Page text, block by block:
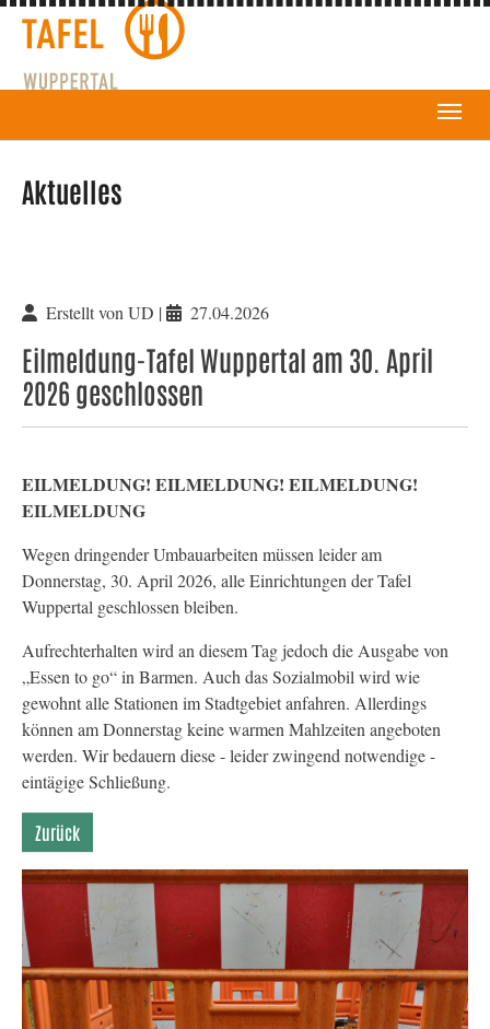
Aktuelles
Erstellt von UD | 27.04.2026
Eilmeldung-Tafel Wuppertal am 30. April
2026 geschlossen
EILMELDUNG! EILMELDUNG! EILMELDUNG!
EILMELDUNG
Wegen dringender Umbauarbeiten müssen leider am
Donnerstag, 30. April 2026, alle Einrichtungen der Tafel
Wuppertal geschlossen bleiben.
Aufrechterhalten wird an diesem Tag jedoch die Ausgabe von
„Essen to go“ in Barmen. Auch das Sozialmobil wird wie
gewohnt alle Stationen im Stadtgebiet anfahren. Allerdings
können am Donnerstag keine warmen Mahlzeiten angeboten
werden. Wir bedauern diese - leider zwingend notwendige -
eintägige Schließung.
Zurück